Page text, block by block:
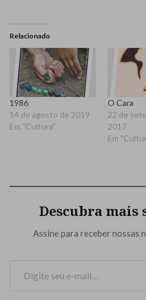
Relacionado
1986
14 de agosto de 2019
Em "Cultura"
O Cara
22 de
2017
Em
Descubra mais
Assine para receber nossas